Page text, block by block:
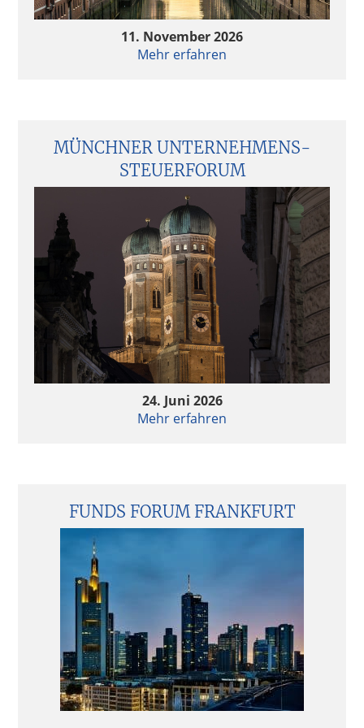
Private Equity & AI – Value Creation 2.0?
Continuation Fonds im Trend
Follow-up Hamburger Fondsgespräche 2024 –
Continuation Fonds im Trend
Quo vadis Fondsstandort Deutschland?
Quo vadis Fondsstandort Deutschland?
Aktuelle Entwicklungen in der Fondsbesteuerung
Aktuelle Entwicklungen in der Fondsbesteuerung
guter Stimmung
Private Equity & Pricing – Much to lose, more to
Private Equity & Pricing – Much to lose, more to
Fondsstrukturen 2024 – Analyse und Bewertung
steuerlicher Rahmenbedingungen
11. November 2026
Mehr erfahren
MÜNCHNER UNTERNEHMENS­
STEUERFORUM
24. Juni 2026
Mehr erfahren
FUNDS FORUM FRANKFURT